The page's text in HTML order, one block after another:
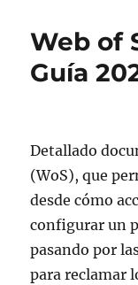
Web of
Guía
Detallado
(WoS), que
desde cómo
configurar un
pasando por
para reclamar